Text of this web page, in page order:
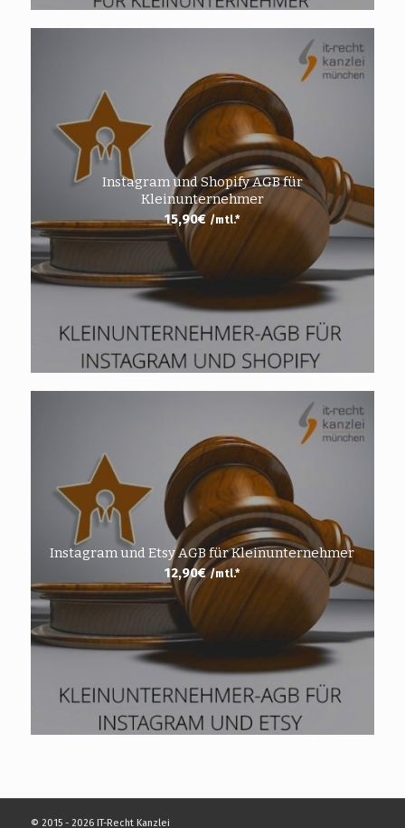
Instagram und Shopify AGB für
Kleinunternehmer
15,90€ /mtl.*
Instagram und Etsy AGB für Kleinunternehmer
12,90€ /mtl.*
© 2015 - 2026 IT-Recht Kanzlei